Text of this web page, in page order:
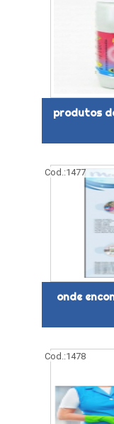
produtos
Cod.:1477
onde
Cod.:1478